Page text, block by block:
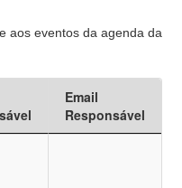
aos eventos da agenda da
Email
Responsável